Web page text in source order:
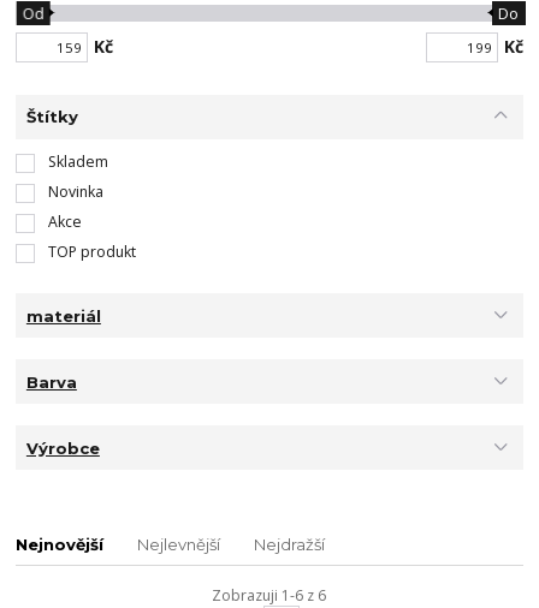
Kč
Od Do
Kč
Štítky
Skladem
Novinka
Akce
TOP produkt
materiál
Barva
Výrobce
Nejnovější Nejlevnější Nejdražší
Zobrazuji 1-6 z 6